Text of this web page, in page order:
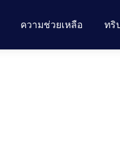
ความช่วยเหลือ ทริ